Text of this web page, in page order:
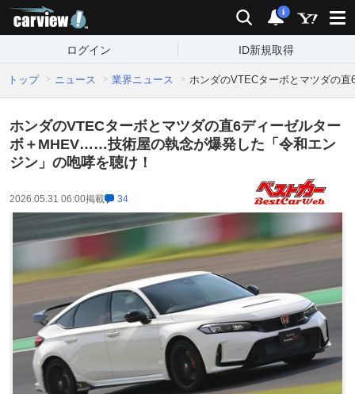
検索 通知
i
ログイン ID新規取得
トップ ニュース 業界ニュース ホンダのVTECターボとマツダの
ホンダのVTECターボとマツダの直6ディーゼルター
ボ＋MHEV……技術屋の執念が爆発した「令和エン
ジン」の咆哮を聴け！
2026.05.31 06:00掲載 34